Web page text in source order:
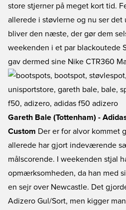
store stjerner på meget kort tid.
allerede i støvlerne og nu ser det
bliver den næste, der gør dem
weekenden i et par blackoutede
gav dermed sine Nike CTR360
Gareth Bale (Tottenham) -
Custom Der er for alvor kommet
allerede har gjort indeværende
målscorende. I weekenden stjal
opmærksomheden, da han med
en sejr over Newcastle. Det
Adizero Gul/Sort, men kigger